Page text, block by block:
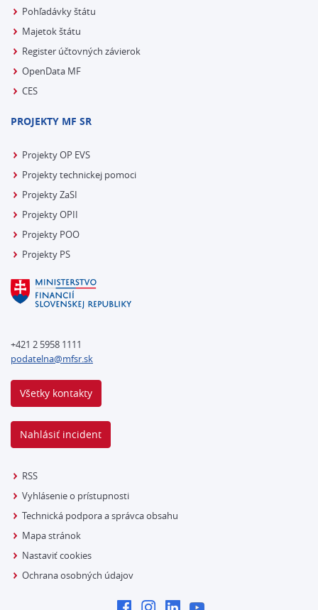
Pohľadávky štátu
Majetok štátu
Register účtovných závierok
OpenData MF
CES
PROJEKTY MF SR
Projekty OP EVS
Projekty technickej pomoci
Projekty ZaSI
Projekty OPII
Projekty POO
Projekty PS
+421 2 5958 1111
podatelna@mfsr.sk
Všetky kontakty
Nahlásiť incident
RSS
Vyhlásenie o prístupnosti
Technická podpora a správca obsahu
Mapa stránok
Nastaviť cookies
Ochrana osobných údajov